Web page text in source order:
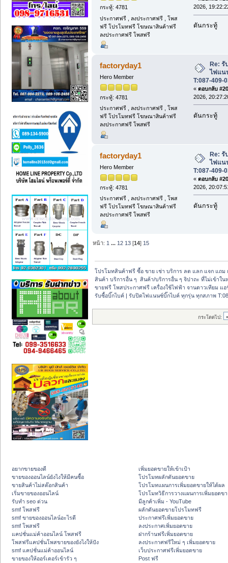
กระทู้: 4781
ประกาศฟรี , ลงประกาศฟรี , โพส
ฟรี โปรโมทฟรี โฆษณาสินค้าฟรี
ลงประกาศฟรี โพสฟรี
2026,
ดันกระทู้
factoryday1
Hero Member
กระทู้: 4781
ประกาศฟรี , ลงประกาศฟรี , โพส
ฟรี โปรโมทฟรี โฆษณาสินค้าฟรี
ลงประกาศฟรี โพสฟรี
Re: รั
ไฟแน
T:087-409-
« ตอบกลับ
2026,
ดันกระทู้
factoryday1
Hero Member
กระทู้: 4781
ประกาศฟรี , ลงประกาศฟรี , โพส
ฟรี โปรโมทฟรี โฆษณาสินค้าฟรี
ลงประกาศฟรี โพสฟรี
Re: รั
ไฟแน
T:087-409-
« ตอบกลับ
2026,
ดันกระทู้
หน้า: 1 ... 12 13 [14] 15
โปรโมทสินค้าฟรี ซื้อ ขาย เช่า บริการ ลด แลก แจก แถม
สินค้า บริการอื่น ๆ  สินค้า/บริการอื่น ๆ จิปาถะ ที่ไม่เข้าใน
ขายฟรี โพสประกาศฟรี เครื่องใช้ไฟฟ้า จานดาวเทียม แ
รับซื้อบิ๊กไบค์ | รับปิดไฟแนนซ์บิ๊กไบค์ ทุกรุ่น ทุกสภาพ
กระโดดไป:
อยากขายของดี
ขายของออนไลน์ยังไงให้มีคนซื้อ
ขายสินค้าไม่สต๊อกสินค้า
เริ่มขายของออนไลน์
รับทำ seo ด่วน
smf โพสฟรี
smf ขายของออนไลน์อะไรดี
smf โพสฟรี
แคปชั่นแม่ค้าออนไลน์ โพสฟรี
โพสฟรีแคปชั่นโพสขายของยังไงให้ปัง
smf แคปชั่นแม่ค้าออนไลน์
ขายของให้ออร์เดอร์เข้ารัว ๆ
เพิ่มยอดขายให้เข้าเป้า
โปรโมทผลักดันยอดขาย
โปรโมทแผนการเพิ่มยอดขายให้ได้ผล
โปรโมทวิธีการวางแผนการเพิ่มยอดข
มีลูกค้าเพิ่ม - YouTube
ผลักดันยอดขายโปรโมทฟรี
ประกาศฟรีเพิ่มยอดขาย
ลงประกาศเพิ่มยอดขาย
ฝากร้านฟรีเพิ่มยอดขาย
ลงประกาศฟรีใหม่ ๆ เพิ่มยอดขาย
เว็บประกาศฟรีเพิ่มยอดขาย
Post ฟรี